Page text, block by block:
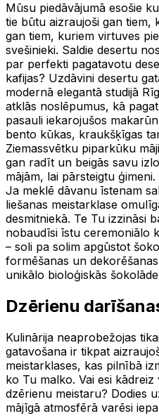
Mūsu piedāvājumā esošie
tie būtu aizraujoši gan
gan tiem, kuriem virtuves
svešinieki. Saldie desertu
par perfekti pagatavotu
kafijas? Uzdāvini desertu
modernā elegantā studijā
atklās noslēpumus, kā
pasauli iekarojušos
bento kūkas, kraukšķīgas
Ziemassvētku piparkūku
gan radīt un beigās savu
mājām, lai pārsteigtu
Ja meklē dāvanu īstenam
liešanas meistarklase
desmitniekā. Te Tu izzināsi
nobaudīsi īstu ceremoniālo
– soli pa solim apgūstot
formēšanas un
unikālo bioloģiskās
Dzērienu
Kulinārija neaprobežojas
gatavošana ir tikpat
meistarklases, kas pilnībā
ko Tu malko. Vai esi
dzērienu meistaru? Dodies
mājīgā atmosfērā varēsi